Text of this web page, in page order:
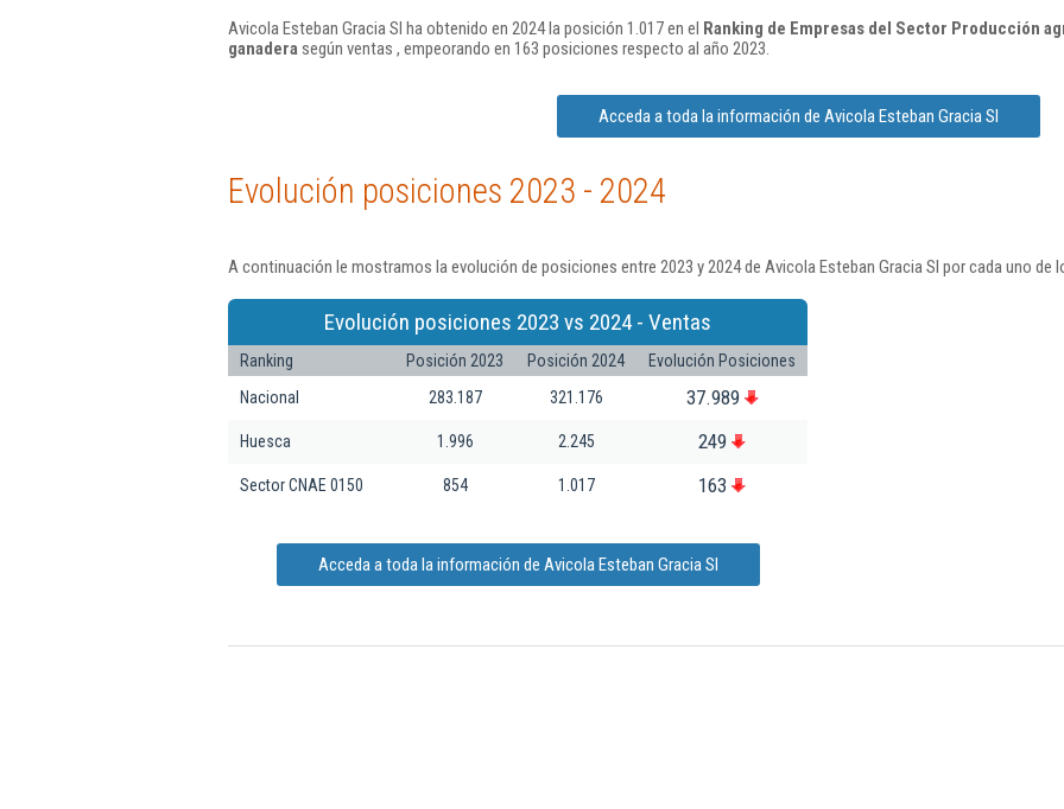
Avicola Esteban Gracia Sl ha obtenido en 2024 la posición 1.017 en el Ranking de Empresas del Sector Producción
ganaderasegún ventas , empeorando en 163 posiciones respecto al año 2023.
Acceda a toda la información de Avicola Esteban Gracia Sl
Evolución posiciones 2023 - 2024
A continuación le mostramos la evolución de posiciones entre 2023 y 2024 de Avicola Esteban Gracia Sl por cada uno de
Evolución posiciones 2023 vs 2024 - Ventas
Ranking Posición 2023 Posición 2024
Evolución Posiciones
Nacional
283.187 321.176 37.989
Huesca 1.996 2.245 249
Sector CNAE 0150 854 1.017 163
Acceda a toda la información de Avicola Esteban Gracia Sl